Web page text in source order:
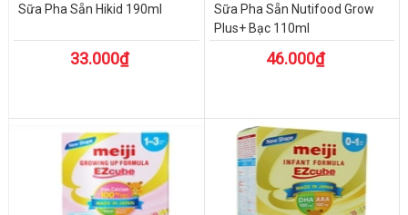
Sữa Pha Sẵn Hikid 190ml
33.000₫
Sữa Pha Sẵn Nutifood Grow
Plus+ Bạc 110ml
46.000₫